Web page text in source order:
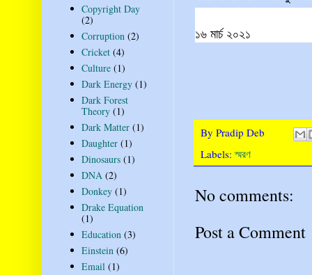
১৬ মার্চ ২০২১
By Pradip Deb
Labels:স্মরণ
No comments:
Post a Comment
Copyright Day
(2)
Corruption (2)
Cricket (4)
Culture (1)
Dark Energy (1)
Dark Forest
Theory (1)
Dark Matter (1)
Daughter (1)
Dinosaurs (1)
DNA (2)
Donkey (1)
Drake Equation
(1)
Education (3)
Einstein (6)
Email (1)